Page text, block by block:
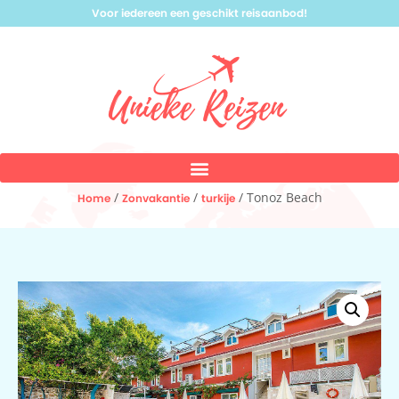
Voor iedereen een geschikt reisaanbod!
Home/ Zonvakantie/ turkije/ Tonoz Beach